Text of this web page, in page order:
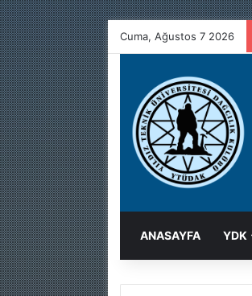
Cuma, Ağustos 7 2026
ANASAYFA YDK